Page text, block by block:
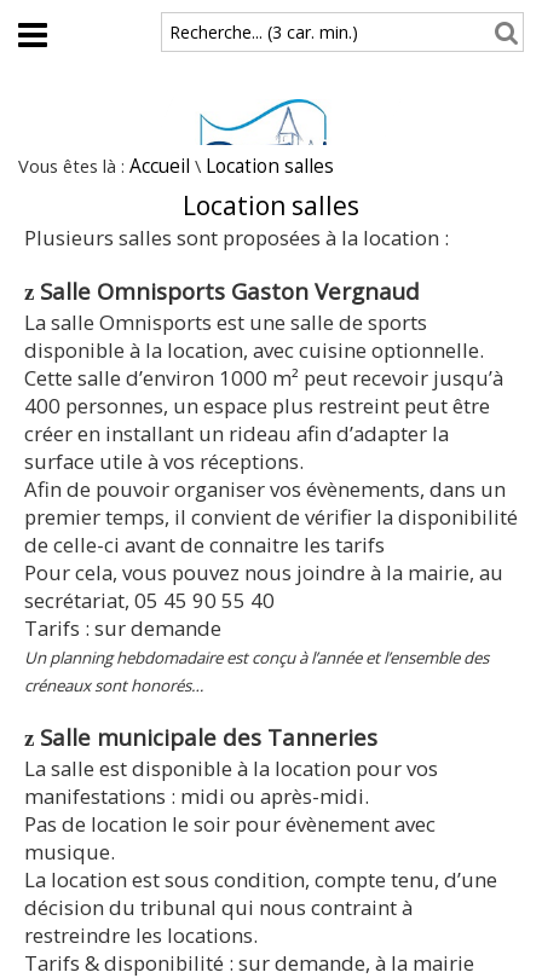
Aller au contenu principal
Recherche... (3 car. min.)
Vous êtes là : Accueil \ Location salles
Location salles
Plusieurs salles sont proposées à la location :
z Salle Omnisports Gaston Vergnaud
La salle Omnisports est une salle de sports
disponible à la location, avec cuisine optionnelle.
Cette salle d’environ 1000 m² peut recevoir jusqu’à
400 personnes, un espace plus restreint peut être
créer en installant un rideau afin d’adapter la
surface utile à vos réceptions.
Afin de pouvoir organiser vos évènements, dans un
premier temps, il convient de vérifier la disponibilité
de celle-ci avant de connaitre les tarifs
Pour cela, vous pouvez nous joindre à la mairie, au
secrétariat, 05 45 90 55 40
Tarifs : sur demande
Un planning hebdomadaire est conçu à l’année et l’ensemble des
créneaux sont honorés…
z Salle municipale des Tanneries
La salle est disponible à la location pour vos
manifestations : midi ou après-midi.
Pas de location le soir pour évènement avec
musique.
La location est sous condition, compte tenu, d’une
décision du tribunal qui nous contraint à
restreindre les locations.
Tarifs & disponibilité : sur demande, à la mairie